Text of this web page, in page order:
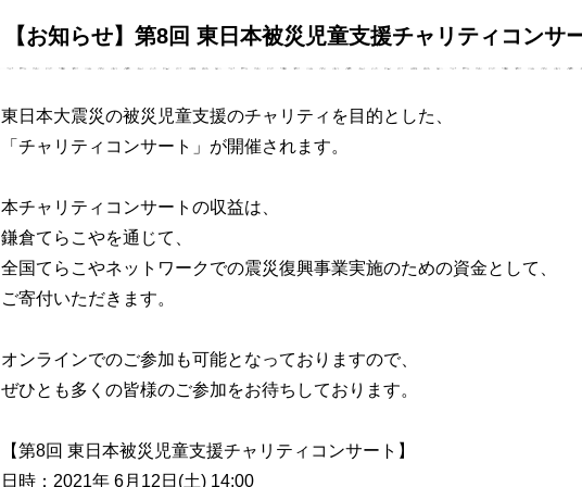
【お知らせ】第8回 東日本被災児童支援チャリティコンサ
東日本大震災の被災児童支援のチャリティを目的とした、
「チャリティコンサート」が開催されます。
本チャリティコンサートの収益は、
鎌倉てらこやを通じて、
全国てらこやネットワークでの震災復興事業実施のための資金として、
ご寄付いただきます。
オンラインでのご参加も可能となっておりますので、
ぜひとも多くの皆様のご参加をお待ちしております。
【第8回 東日本被災児童支援チャリティコンサート】
日時：2021年 6月12日(土) 14:00